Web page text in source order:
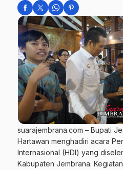
suarajembrana.com – Bupati
Hartawan menghadiri acara
Internasional (HDI) yang
Kabupaten Jembrana.